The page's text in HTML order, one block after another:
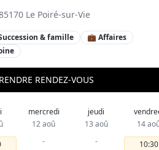
Le Poiré-sur-Vie
& famille
💼 Affaires
RENDEZ-VOUS
mercredi
12 aoû
-
jeudi
13 aoû
-
14
10:30